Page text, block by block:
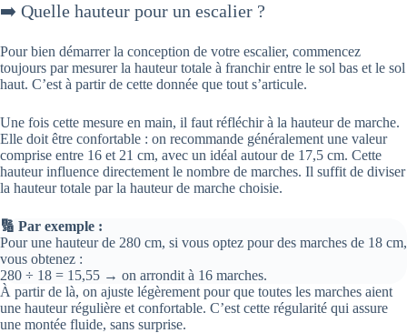
➡️ Quelle hauteur pour un escalier ?
Pour bien démarrer la conception de votre escalier, commencez
toujours par mesurer la hauteur totale à franchir entre le sol bas et le sol
haut. C’est à partir de cette donnée que tout s’articule.
Une fois cette mesure en main, il faut réfléchir à la hauteur de marche.
Elle doit être confortable : on recommande généralement une valeur
comprise entre 16 et 21 cm, avec un idéal autour de 17,5 cm. Cette
hauteur influence directement le nombre de marches. Il suffit de diviser
la hauteur totale par la hauteur de marche choisie.
🔢 Par exemple :
Pour une hauteur de 280 cm, si vous optez pour des marches de 18 cm,
vous obtenez :
280 ÷ 18 = 15,55 → on arrondit à 16 marches.
À partir de là, on ajuste légèrement pour que toutes les marches aient
une hauteur régulière et confortable. C’est cette régularité qui assure
une montée fluide, sans surprise.